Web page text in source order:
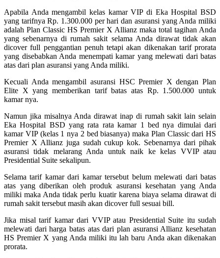
Apabila Anda mengambil kelas kamar VIP di Eka Hospital BSD
yang tarifnya Rp. 1.300.000 per hari dan asuransi yang Anda miliki
adalah Plan Classic HS Premier X Allianz maka total tagihan Anda
yang sebenarnya di rumah sakit selama Anda dirawat tidak akan
dicover full penggantian penuh tetapi akan dikenakan tarif prorata
yang disebabkan Anda menempati kamar yang melewati dari batas
atas dari plan asuransi yang Anda miliki.
Kecuali Anda mengambil asuransi HSC Premier X dengan Plan
Elite X yang memberikan tarif batas atas Rp. 1.500.000 untuk
kamar nya.
Namun jika misalnya Anda dirawat inap di rumah sakit lain selain
Eka Hospital BSD yang rata rata kamar 1 bed nya dimulai dari
kamar VIP (kelas 1 nya 2 bed biasanya) maka Plan Classic dari HS
Premier X Allianz juga sudah cukup kok. Sebenarnya dari pihak
asuransi tidak melarang Anda untuk naik ke kelas VVIP atau
Presidential Suite sekalipun.
Selama tarif kamar dari kamar tersebut belum melewati dari batas
atas yang diberikan oleh produk asuransi kesehatan yang Anda
miliki maka Anda tidak perlu kuatir karena biaya selama dirawat di
rumah sakit tersebut masih akan dicover full sesuai bill.
Jika misal tarif kamar dari VVIP atau Presidential Suite itu sudah
melewati dari harga batas atas dari plan asuransi Allianz kesehatan
HS Premier X yang Anda miliki itu lah baru Anda akan dikenakan
prorata.